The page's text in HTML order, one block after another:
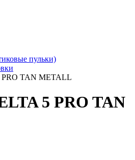
пульки)
PRO TAN METALL
5 PRO TAN